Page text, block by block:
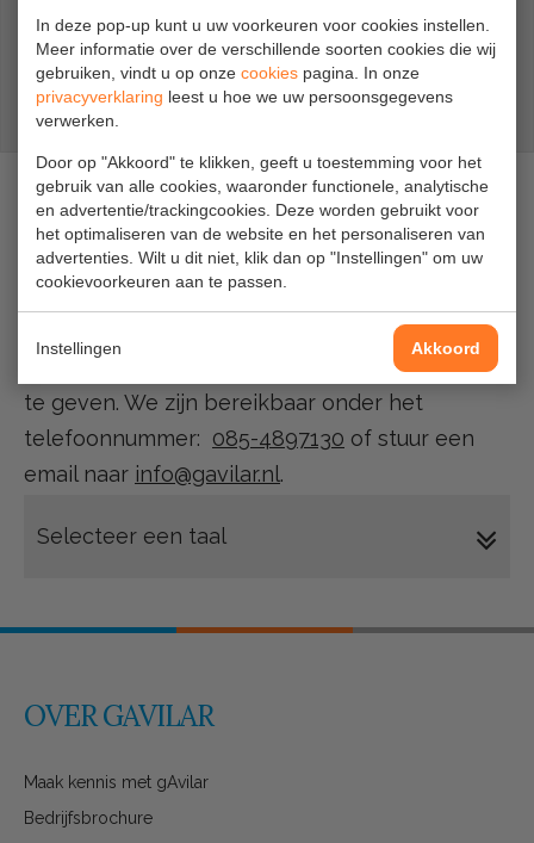
In deze pop-up kunt u uw voorkeuren voor cookies instellen.
Meer informatie over de verschillende soorten cookies die wij
gebruiken, vindt u op onze cookies pagina. In onze
privacyverklaring leest u hoe we uw persoonsgegevens
verwerken.
Door op "Akkoord" te klikken, geeft u toestemming voor het
gebruik van alle cookies, waaronder functionele, analytische
en advertentie/trackingcookies. Deze worden gebruikt voor
het optimaliseren van de website en het personaliseren van
advertenties. Wilt u dit niet, klik dan op "Instellingen" om uw
cookievoorkeuren aan te passen.
Instellingen Akkoord
Waterstof station
odorisatie systeem
control room
DOCUMENTATIE
Wij informeren u graag naar de mogelijkheden.
Indien gewenst zijn wij graag bereid u een
uitgebreide presentatie van de mogelijkheden
te geven. We zijn bereikbaar onder het
telefoonnummer: 085-4897130 of stuur een
email naar info@gavilar.nl.
OVER GAVILAR
Maak kennis met gAvilar
Bedrijfsbrochure